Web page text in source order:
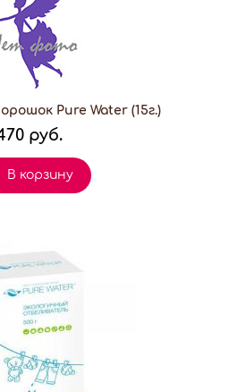
Pure Water (15г.)
руб.
В корзину